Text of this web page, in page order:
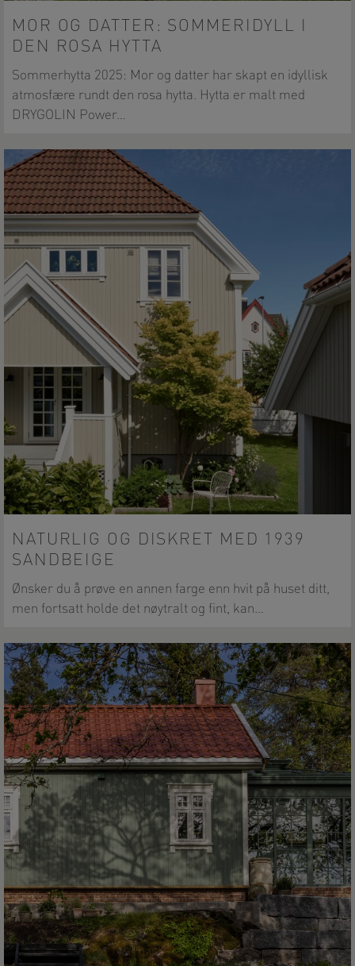
MOR OG DATTER: SOMMERIDYLL I
DEN ROSA HYTTA
Sommerhytta 2025: Mor og datter har skapt en idyllisk
atmosfære rundt den rosa hytta. Hytta er malt med
DRYGOLIN Power…
NATURLIG OG DISKRET MED 1939
SANDBEIGE
Ønsker du å prøve en annen farge enn hvit på huset ditt,
men fortsatt holde det nøytralt og fint, kan…